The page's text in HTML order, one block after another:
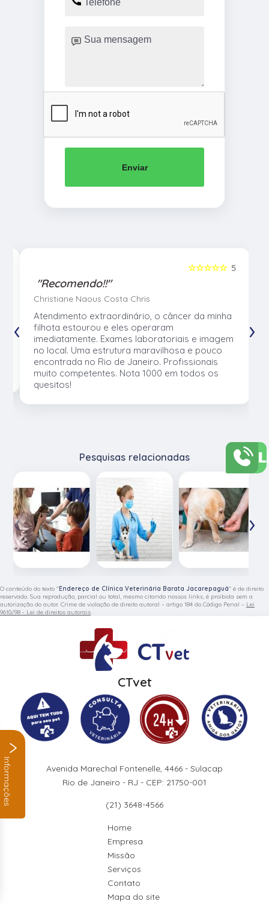
Enviar
5
☆☆☆☆☆
"Recomendo!!"
Christiane Naous Costa Chris
Atendimento extraordinário, o câncer da minha
filhota estourou e eles operaram
imediatamente. Exames laboratoriais e imagem
no local. Uma estrutura maravilhosa e pouco
encontrada no Rio de Janeiro. Profissionais
muito competentes. Nota 1000 em todos os
quesitos!
‹ ›
Pesquisas relacionadas
‹ ›
O conteúdo do texto "Endereço de Clínica Veterinária Barata Jacarepaguá" é de direito
reservado. Sua reprodução, parcial ou total, mesmo citando nossos links, é proibida sem a
autorização do autor. Crime de violação de direito autoral – artigo 184 do Código Penal – Lei
9610/98 - Lei de direitos autorais.
CTvet
Avenida Marechal Fontenelle, 4466 - Sulacap
Rio de Janeiro - RJ - CEP: 21750-001
(21) 3648-4566
Home
Empresa
Missão
Serviços
Contato
Mapa do site
Informações